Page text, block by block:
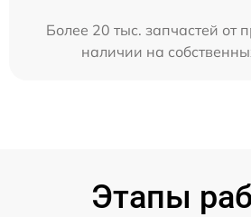
Более 20 тыс. запчастей от
наличии на
Этапы